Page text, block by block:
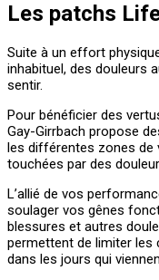
Les patchs
Suite à un effort
inhabituel, des douleurs
sentir.
Pour bénéficier des
Gay-Girrbach propose
les différentes zones de
touchées par des
L’allié de vos
soulager vos gênes
blessures et autres
permettent de limiter les
dans les jours qui